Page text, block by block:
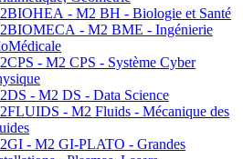
- M2 BH - Biologie et Santé
- M2 BME - Ingénierie
- M2 CPS - Système Cyber
- M2 DS - Data Science
- M2 Fluids - Mécanique des
- M2 GI-PLATO - Grandes